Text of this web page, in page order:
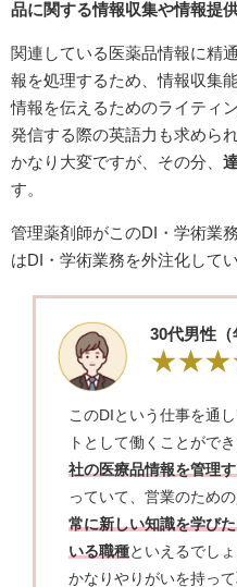
品に関する情報収集や情報提
関連している医薬品情報に精
報を処理するため、情報収集
情報を伝えるためのライティ
発信する際の英語力も求められ
かなり大変ですが、その分、
す。
管理薬剤師がこのDI・学術業
はDI・学術業務を外注化して
​30代男性（
このDIという仕事を通
トとして働くことがで
社の医療品情報を管理
っていて、営業のため
常に新しい知識を学び
いる職種 といえるでし
かなりやりがいを持っ